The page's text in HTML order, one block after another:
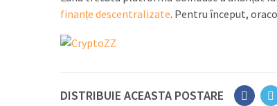
finanțe descentralizate. Pentru început,
DISTRIBUIE ACEASTA POSTARE